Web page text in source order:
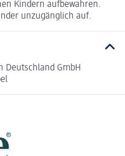
Kindern aufbewahren.
unzugänglich auf.
Deutschland GmbH